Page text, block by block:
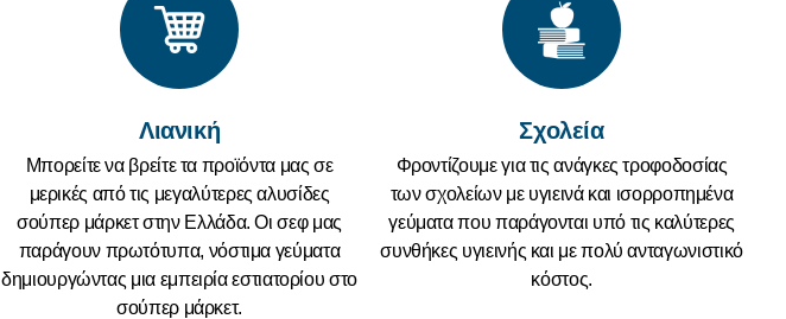
Λιανική
Μπορείτε να βρείτε τα προϊόντα μας σε
μερικές από τις μεγαλύτερες αλυσίδες
σούπερ μάρκετ στην Ελλάδα. Οι σεφ μας
παράγουν πρωτότυπα, νόστιμα γεύματα
δημιουργώντας μια εμπειρία εστιατορίου στο
σούπερ μάρκετ.
Σχολεία
Φροντίζουμε για τις ανάγκες τροφοδοσίας
των σχολείων με υγιεινά και ισορροπημένα
γεύματα που παράγονται υπό τις καλύτερες
συνθήκες υγιεινής και με πολύ ανταγωνιστικό
κόστος.